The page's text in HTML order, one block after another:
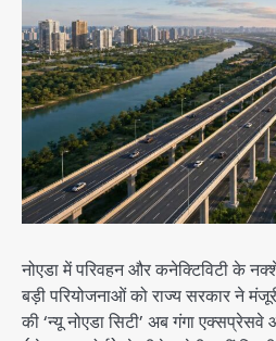
नोएडा में परिवहन और कनेक्टिविटी के
बड़ी परियोजनाओं को राज्य सरकार ने
की ‘न्यू नोएडा सिटी’ अब गंगा